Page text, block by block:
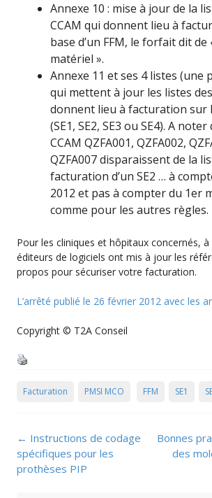
Annexe 10 : mise à jour de la
CCAM qui donnent lieu à
base d’un FFM, le forfait dit de
matériel ».
Annexe 11 et ses 4 listes (une
qui mettent à jour les listes
donnent lieu à facturation sur
(SE1, SE2, SE3 ou SE4). A
CCAM QZFA001, QZFA002,
QZFA007 disparaissent de la
facturation d’un SE2 … à
2012 et pas à compter du 1er
comme pour les autres règles.
Pour les cliniques et hôpitaux concernés,
éditeurs de logiciels ont mis à jour les
propos pour sécuriser votre facturation.
L’arrêté publié le 26 février 2012 avec les
Copyright © T2A Conseil
Facturation PMSI MCO FFM SE1
Post
navigation
← Instructions de codage
spécifiques pour les
prothèses PIP
Bonnes
des